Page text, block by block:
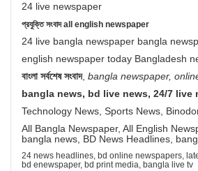
24 live newspaper
প্রযুক্তি সংবাদ all english newspaper
24 live bangla newspaper bangla
english newspaper today Bangladesh
বাংলা সর্বশেষ সংবাদ, bangla newspaper,
bangla news, bd live news, 24/7 live
Technology News, Sports News, Binodon
All Bangla Newspaper, All English
bangla news, BD News Headlines,
24 news headlines, bd online newspapers,
bd enewspaper, bd print media, bangla live tv